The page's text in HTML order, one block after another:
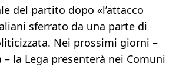
del partito dopo «l’attacco
sferrato da una parte di
Nei prossimi giorni –
la Lega presenterà nei Comuni